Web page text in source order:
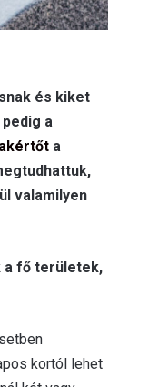
és kiket
a
a
valamilyen
a fő területek,
kortól lehet